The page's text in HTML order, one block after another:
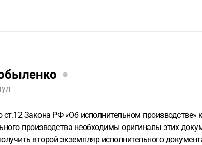
ст.12 Закона РФ «Об исполнительном
производства необходимы оригиналы этих
второй экземпляр исполнительного